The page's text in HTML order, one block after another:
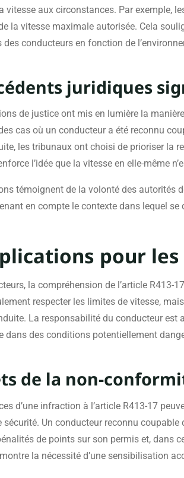
vitesse aux circonstances. Par exemple,
la vitesse maximale autorisée. Cela
conducteurs en fonction de
juridiques
de justice ont mis en lumière la
cas où un conducteur a été reconnu
les tribunaux ont choisi de prioriser la
l’idée que la vitesse en elle-même
témoignent de la volonté des autorités
en compte le contexte dans lequel se
pour
la compréhension de l’article R413-
respecter les limites de vitesse,
La responsabilité du conducteur
dans des conditions potentiellement
de la non-
d’une infraction à l’article R413-17
sécurité. Un conducteur reconnu
de points sur son permis et, dans
la nécessité d’une sensibilisation